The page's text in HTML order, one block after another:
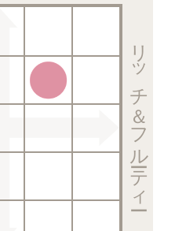
リッチ＆フルーティー